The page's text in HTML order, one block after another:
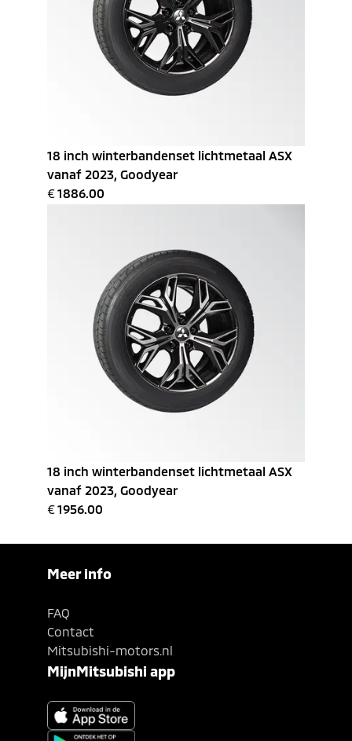
18 inch winterbandenset lichtmetaal ASX
vanaf 2023, Goodyear
€1886.00
18 inch winterbandenset lichtmetaal ASX
vanaf 2023, Goodyear
€1956.00
Meer info
FAQ
Contact
Mitsubishi-motors.nl
MijnMitsubishi app